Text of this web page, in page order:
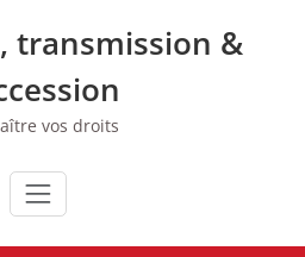
transmission &
vos droits